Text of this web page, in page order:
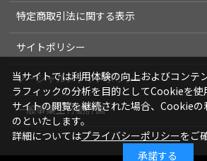
特定商取引法に関する表示
サイトポリシー
ソーシャルメディアポリシー
一般事業主行動計画
当サイトでは利用体験の向上およびコンテ
ラフィックの分析を目的としてCookieを使
サイトの閲覧を継続された場合、Cookieの
のといたします。
詳細についてはプライバシーポリシーをご
承諾する